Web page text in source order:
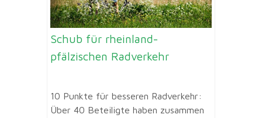
Schub für rheinland-
pfälzischen Radverkehr
10 Punkte für besseren Radverkehr:
Über 40 Beteiligte haben zusammen